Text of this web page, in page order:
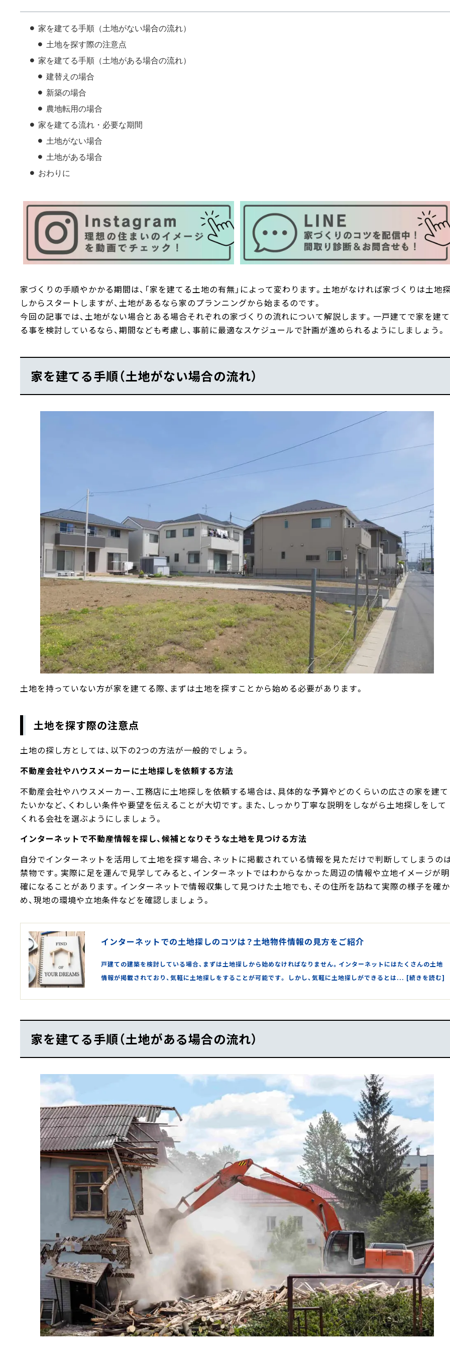
家を建てる手順（土地がない場合の流れ）
土地を探す際の注意点
家を建てる手順（土地がある場合の流れ）
建替えの場合
新築の場合
農地転用の場合
家を建てる流れ・必要な期間
土地がない場合
土地がある場合
おわりに
家づくりの手順やかかる期間は、「家を建てる土地の有無」によって変わります。土地がなければ家づくりは土地
しからスタートしますが、土地があるなら家のプランニングから始まるのです。
今回の記事では、土地がない場合とある場合それぞれの家づくりの流れについて解説します。一戸建てで家を建て
る事を検討しているなら、期間なども考慮し、事前に最適なスケジュールで計画が進められるようにしましょう。
家を建てる手順（土地がない場合の流れ）
土地を持っていない方が家を建てる際、まずは土地を探すことから始める必要があります。
土地を探す際の注意点
土地の探し方としては、以下の2つの方法が一般的でしょう。
不動産会社やハウスメーカーに土地探しを依頼する方法
不動産会社やハウスメーカー、工務店に土地探しを依頼する場合は、具体的な予算やどのくらいの広さの家を建て
たいかなど、くわしい条件や要望を伝えることが大切です。また、しっかり丁寧な説明をしながら土地探しをして
くれる会社を選ぶようにしましょう。
インターネットで不動産情報を探し、候補となりそうな土地を見つける方法
自分でインターネットを活用して土地を探す場合、ネットに掲載されている情報を見ただけで判断してしまうの
禁物です。実際に足を運んで見学してみると、インターネットではわからなかった周辺の情報や立地イメージが明
確になることがあります。インターネットで情報収集して見つけた土地でも、その住所を訪ねて実際の様子を確か
め、現地の環境や立地条件などを確認しましょう。
インターネットでの土地探しのコツは？土地物件情報の見方をご紹介
戸建ての建築を検討している場合、まずは土地探しから始めなければなりません。インターネットにはたくさんの土地
情報が掲載されており、気軽に土地探しをすることが可能です。 しかし、気軽に土地探しができるとは... [続きを読む]
家を建てる手順（土地がある場合の流れ）